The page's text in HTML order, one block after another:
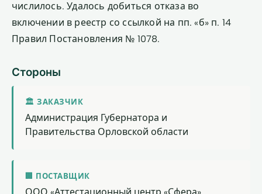
числилось. Удалось добиться отказа во
включении в реестр со ссылкой на пп. «б» п. 14
Правил Постановления № 1078.
Стороны
🏛 ЗАКАЗЧИК
Администрация Губернатора и
Правительства Орловской области
🏢 ПОСТАВЩИК